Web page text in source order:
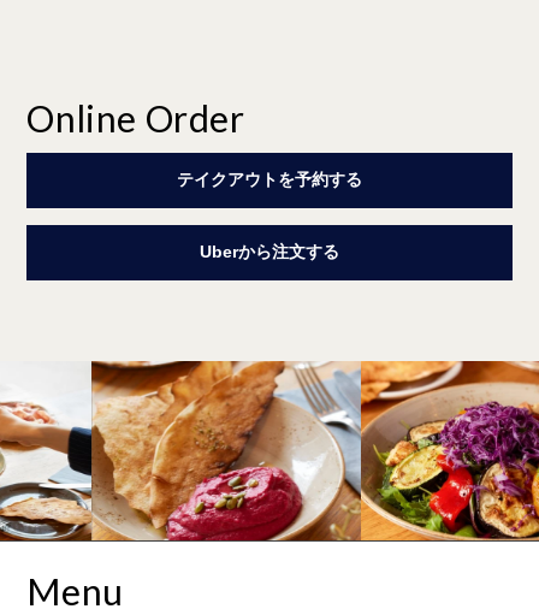
Online Order
テイクアウトを予約する
Uberから注文する
Menu